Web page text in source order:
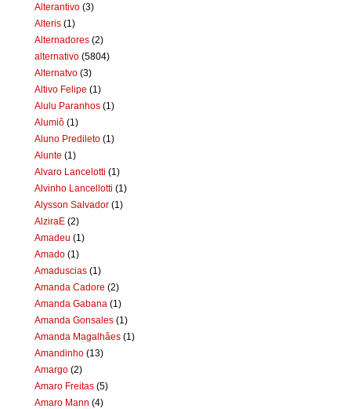
Alterantivo (3)
Alteris (1)
Alternadores (2)
alternativo (5804)
Alternatvo (3)
Altivo Felipe (1)
Alulu Paranhos (1)
Alumiô (1)
Aluno Predileto (1)
Alunte (1)
Alvaro Lancelotti (1)
Alvinho Lancellotti (1)
Alysson Salvador (1)
AlziraE (2)
Amadeu (1)
Amado (1)
Amaduscias (1)
Amanda Cadore (2)
Amanda Gabana (1)
Amanda Gonsales (1)
Amanda Magalhães (1)
Amandinho (13)
Amargo (2)
Amaro Freitas (5)
Amaro Mann (4)